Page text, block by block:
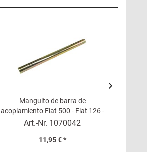
Manguito de barra de
acoplamiento Fiat 500 - Fiat 126 -
Fiat 600
Art.-Nr. 1070042
11,95 € *